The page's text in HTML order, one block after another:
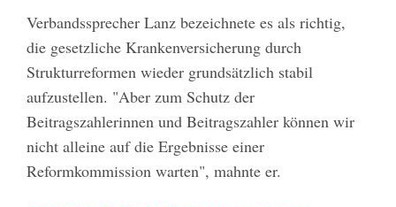
Verbandssprecher Lanz bezeichnete es als richtig,
die gesetzliche Krankenversicherung durch
Strukturreformen wieder grundsätzlich stabil
aufzustellen. "Aber zum Schutz der
Beitragszahlerinnen und Beitragszahler können wir
nicht alleine auf die Ergebnisse einer
Reformkommission warten", mahnte er.